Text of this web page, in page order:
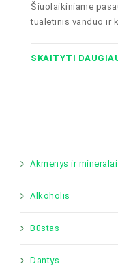
Šiuolaikiniame
tualetinis vanduo ir
SKAITYTI
Akmenys ir mineralai
Alkoholis
Būstas
Dantys